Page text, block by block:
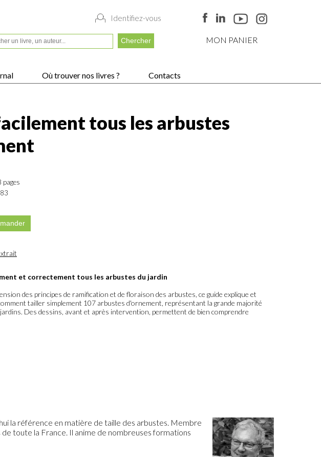
Identifiez-vous
MON PANIER
Où trouver nos livres ?
Contacts
tous les arbustes
et correctement tous les arbustes du jardin
des principes de ramification et de floraison des arbustes, ce guide explique et
tailler simplement 107 arbustes d'ornement, représentant la grande majorité
Des dessins, avant et après intervention, permettent de bien comprendre
la référence en matière de taille des arbustes. Membre
toute la France. Il anime de nombreuses formations